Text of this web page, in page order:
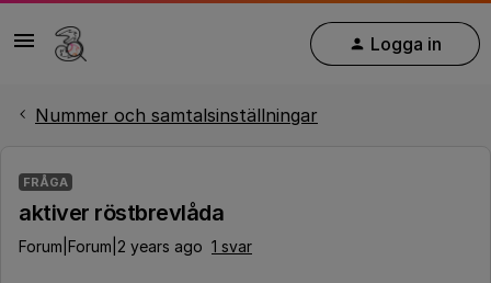
Logga in
Nummer och samtalsinställningar
FRÅGA
aktiver röstbrevlåda
Forum|Forum|2 years ago 1 svar